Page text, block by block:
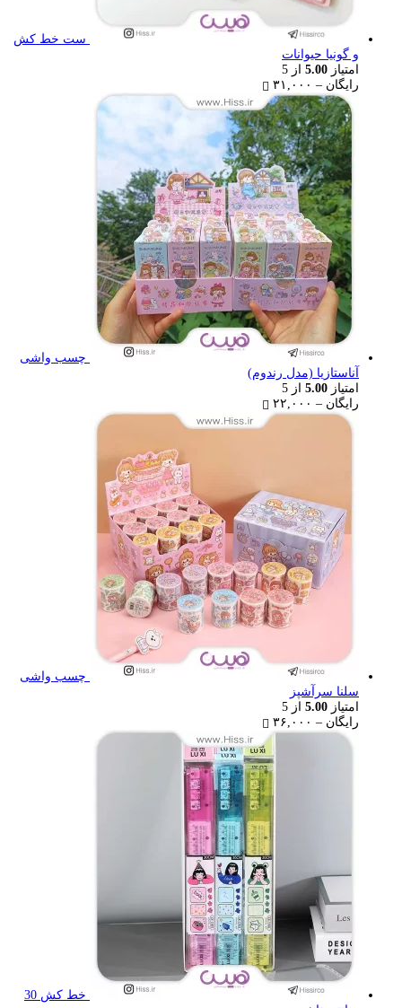
ست خط کش
و گونیا حیوانات
امتیاز 5.00 از 5
رایگان – ۳۱,۰۰۰
range:
رایگان
through
۳۱,۰۰۰ تومان
چسب واشی
آناستازیا (مدل رندوم)
امتیاز 5.00 از 5
رایگان – ۲۲,۰۰۰
range:
رایگان
چسب واشی
سلنا سرآشپز
امتیاز 5.00 از 5
رایگان – ۳۶,۰۰۰
range:
رایگان
through
۳۶,۰۰۰ تومان
خط کش 30